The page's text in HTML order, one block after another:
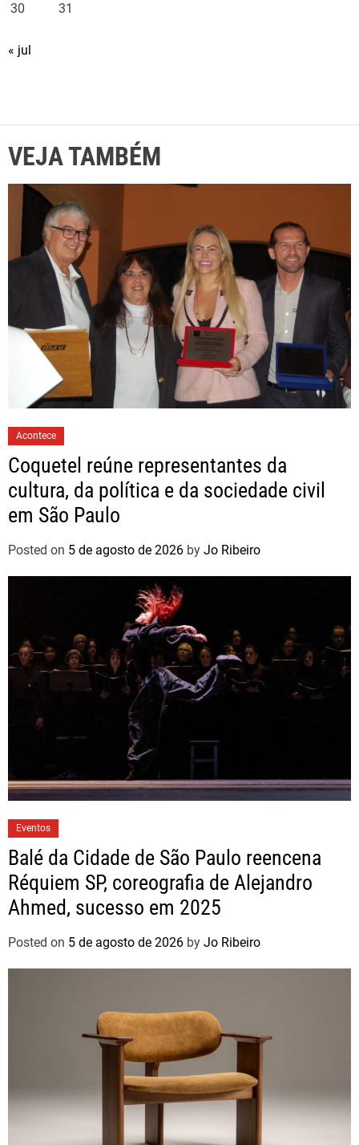
30 31
« jul
VEJA TAMBÉM
Acontece
Coquetel reúne representantes da
cultura, da política e da sociedade civil
em São Paulo
Posted on 5 de agosto de 2026 by Jo Ribeiro
Eventos
Balé da Cidade de São Paulo reencena
Réquiem SP, coreografia de Alejandro
Ahmed, sucesso em 2025
Posted on 5 de agosto de 2026 by Jo Ribeiro